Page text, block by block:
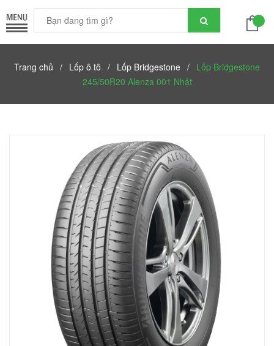
Trang chủ / Lốp ô tô / Lốp Bridgestone / Lốp Bridgestone
245/50R20 Alenza 001 Nhật